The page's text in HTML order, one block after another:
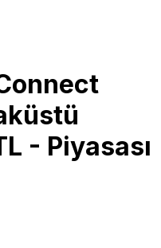
- Piyasası